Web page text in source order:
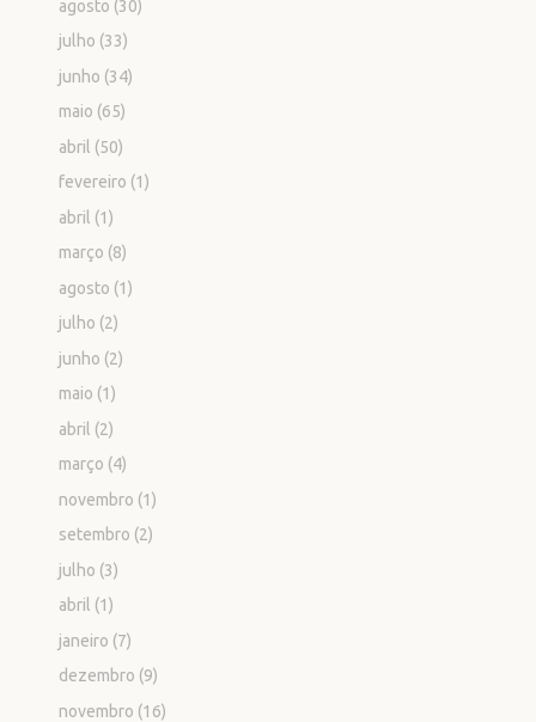
agosto (30)
julho (33)
junho (34)
maio (65)
abril (50)
fevereiro (1)
abril (1)
março (8)
agosto (1)
julho (2)
junho (2)
maio (1)
abril (2)
março (4)
novembro (1)
setembro (2)
julho (3)
abril (1)
janeiro (7)
dezembro (9)
novembro (16)